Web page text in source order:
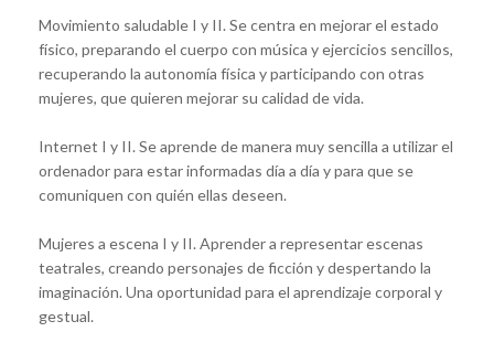
Movimiento saludable I y II. Se centra en mejorar el estado
físico, preparando el cuerpo con música y ejercicios sencillos,
recuperando la autonomía física y participando con otras
mujeres, que quieren mejorar su calidad de vida.
Internet I y II. Se aprende de manera muy sencilla a utilizar el
ordenador para estar informadas día a día y para que se
comuniquen con quién ellas deseen.
Mujeres a escena I y II. Aprender a representar escenas
teatrales, creando personajes de ficción y despertando la
imaginación. Una oportunidad para el aprendizaje corporal y
gestual.